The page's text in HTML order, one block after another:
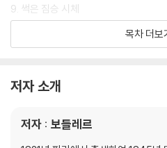
9. 썩은 짐승 시체
10. 깊은 심연 속에서
14. 가을의 노래
16. 지나가는 여인에게
17. 살인자의 술
목차 더보
저자 소개
저자 : 보들레르